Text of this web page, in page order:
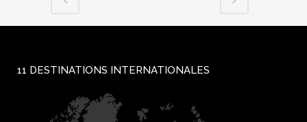
11 DESTINATIONS INTERNATIONALES